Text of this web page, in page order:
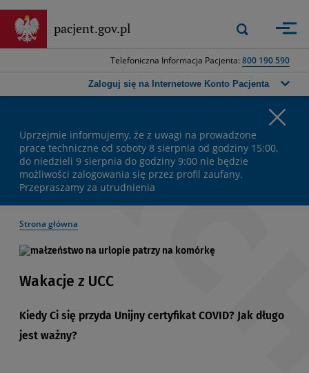
głównej
treści
pacjent.gov.pl
górna
Wpisz
frazę,
którą
a
następnie
naciśnij
przycisk
wyszukiwania
lub
Zastosuj
Telefoniczna Informacja Pacjenta: 800 190 590
Zaloguj się na Internetowe Konto Pacjenta
Uprzejmie informujemy, że z uwagi na prowadzone
prace techniczne od soboty 8 sierpnia od godziny 15:00,
do niedzieli 9 sierpnia do godziny 9:00 nie będzie
możliwości zalogowania się przez profil zaufany.
Przepraszamy za utrudnienia
Strona główna
Wakacje z UCC
Kiedy Ci się przyda Unijny certyfikat COVID? Jak długo
jest ważny?